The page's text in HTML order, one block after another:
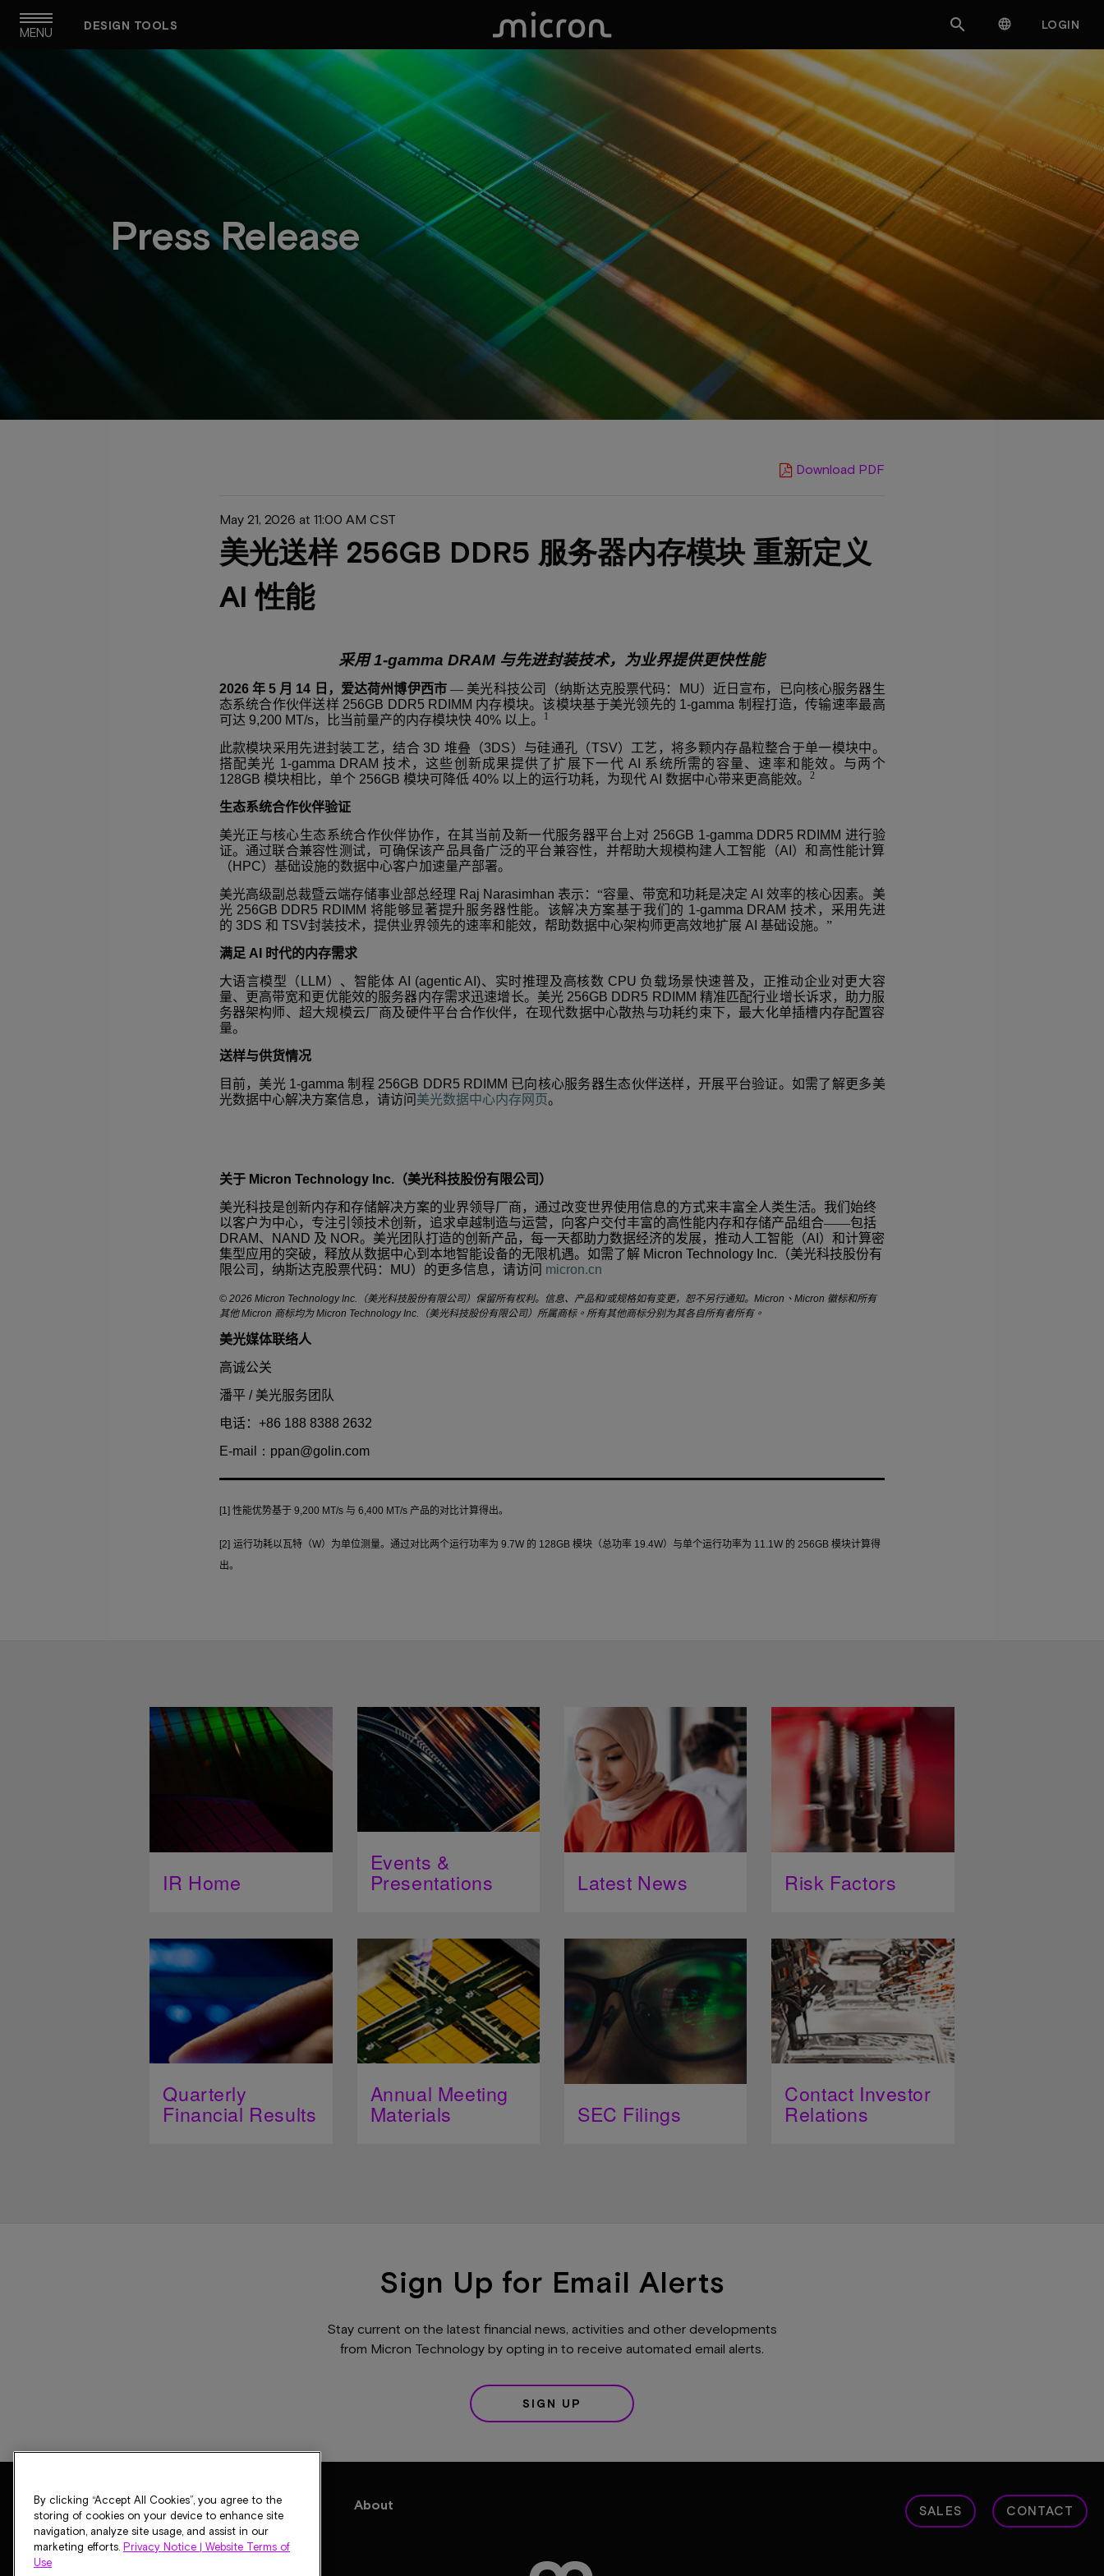
Skip
main
navigation
MENU DESIGN TOOLS   LOGIN
Press Release
Download PDF
May 21, 2026 at 11:00 AM CST
美光送样 256GB DDR5 服务器内存模块 重新定义
AI 性能
采用1-gamma DRAM 与先进封装技术，为业界提供更快性能
2026 年5 月 14 日，爱达荷州博伊西市 — 美光科技公司（纳斯达克股票代码： MU）近日宣布，已向核心服务器生
态系统合作伙伴送样 256GB DDR5 RDIMM 内存模块。该模块基于美光领先的 1-gamma 制程打造，传输速率最高
可达 9,200 MT/s，比当前量产的内存模块快40% 以上。 1
此款模块采用先进封装工艺，结合3D 堆叠（3DS）与硅通孔（TSV）工艺，将多颗内存晶粒整合于单一模块中。
搭配美光 1-gamma DRAM技术，这些创新成果提供了扩展下一代 AI 系统所需的容量、速率和能效。与两个
128GB 模块相比，单个256GB 模块可降低40% 以上的运行功耗，为现代AI 数据中心带来更高能效。 2
生态系统合作伙伴验证
美光正与核心生态系统合作伙伴协作，在其当前及新一代服务器平台上对 256GB 1-gamma DDR5 RDIMM 进行验
证。通过联合兼容性测试，可确保该产品具备广泛的平台兼容性，并帮助大规模构建人工智能（AI ）和高性能计算
（ HPC）基础设施的数据中心客户加速量产部署。
美光高级副总裁暨云端存储事业部总经理 Raj Narasimhan 表示：“容量、带宽和功耗是决定 AI 效率的核心因素。美
光 256GB DDR5 RDIMM 将能够显著提升服务器性能。该解决方案基于我们的 1-gamma DRAM 技术，采用先进
的 3DS 和 TSV封装技术，提供业界领先的速率和能效，帮助数据中心架构师更高效地扩展AI 基础设施。”
满足 AI
时代的内存需求
大语言模型（ LLM ）、智能体 AI (agentic AI)、实时推理及高核数 CPU 负载场景快速普及，正推动企业对更大容
量、更高带宽和更优能效的服务器内存需求迅速增长。美光 256GB DDR5 RDIMM 精准匹配行业增长诉求，助力服
务器架构师、超大规模云厂商及硬件平台合作伙伴，在现代数据中心散热与功耗约束下，最大化单插槽内存配置容
量。
送样与供货情况
目前，美光1-gamma制程 256GB DDR5 RDIMM 已向核心服务器生态伙伴送样，开展平台验证。如需了解更多美
光数据中心解决方案信息，请访问 美光数据中心内存网页。
关于Micron Technology Inc.（美光科技股份有限公司）
美光科技是创新内存和存储解决方案的业界领导厂商，通过改变世界使用信息的方式来丰富全人类生活。我们始终
以客户为中心，专注引领技术创新，追求卓越制造与运营，向客户交付丰富的高性能内存和存储产品组合——包括
DRAM、 NAND 及 NOR。美光团队打造的创新产品，每一天都助力数据经济的发展，推动人工智能（AI ）和计算密
集型应用的突破，释放从数据中心到本地智能设备的无限机遇。如需了解Micron Technology Inc. （美光科技股份有
限公司，纳斯达克股票代码：
MU）的更多信息，请访问 micron.cn
© 2026 Micron Technology Inc. （美光科技股份有限公司）保留所有权利。信息、产品和/或规格如有变更，恕不另行通知。 Micron 、 Micron 徽标和所有
其他Micron 商标均为Micron Technology Inc. （美光科技股份有限公司）所属商标。所有其他商标分别为其各自所有者所有。
美光媒体联络人
高诚公关
潘平/ 美光服务团队
电话： +86 188 8388 2632
E-mail
： ppan@golin.com
[1] 性能优势基于9,200 MT/s 与 6,400 MT/s 产品的对比计算得出。
[2] 运行功耗以瓦特（W）为单位测量。通过对比两个运行功率为 9.7W 的 128GB 模块（总功率19.4W）与单个运行功率为 11.1W 的 256GB 模块计算得
出。
IR Home
Events &
Presentations Latest News Risk Factors
Quarterly
Financial Results
Annual Meeting
Materials SEC Filings
Contact Investor
Relations
Sign Up for Email Alerts
Stay current on the latest financial news, activities and other developments
from Micron Technology by opting in to receive automated email alerts.
SIGN UP
Products Solutions Support About SALES CONTACT
By clicking “Accept All Cookies”, you agree to the
storing of cookies on your device to enhance site
navigation, analyze site usage, and assist in our
marketing efforts. Privacy Notice | Website Terms of
Use